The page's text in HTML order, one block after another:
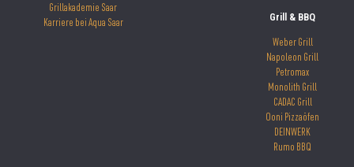
Grillakademie Saar
Karriere bei Aqua Saar
Grill & BBQ
Weber Grill
Napoleon Grill
Petromax
Monolith Grill
CADAC Grill
Ooni Pizzaöfen
DEINWERK
Rumo BBQ